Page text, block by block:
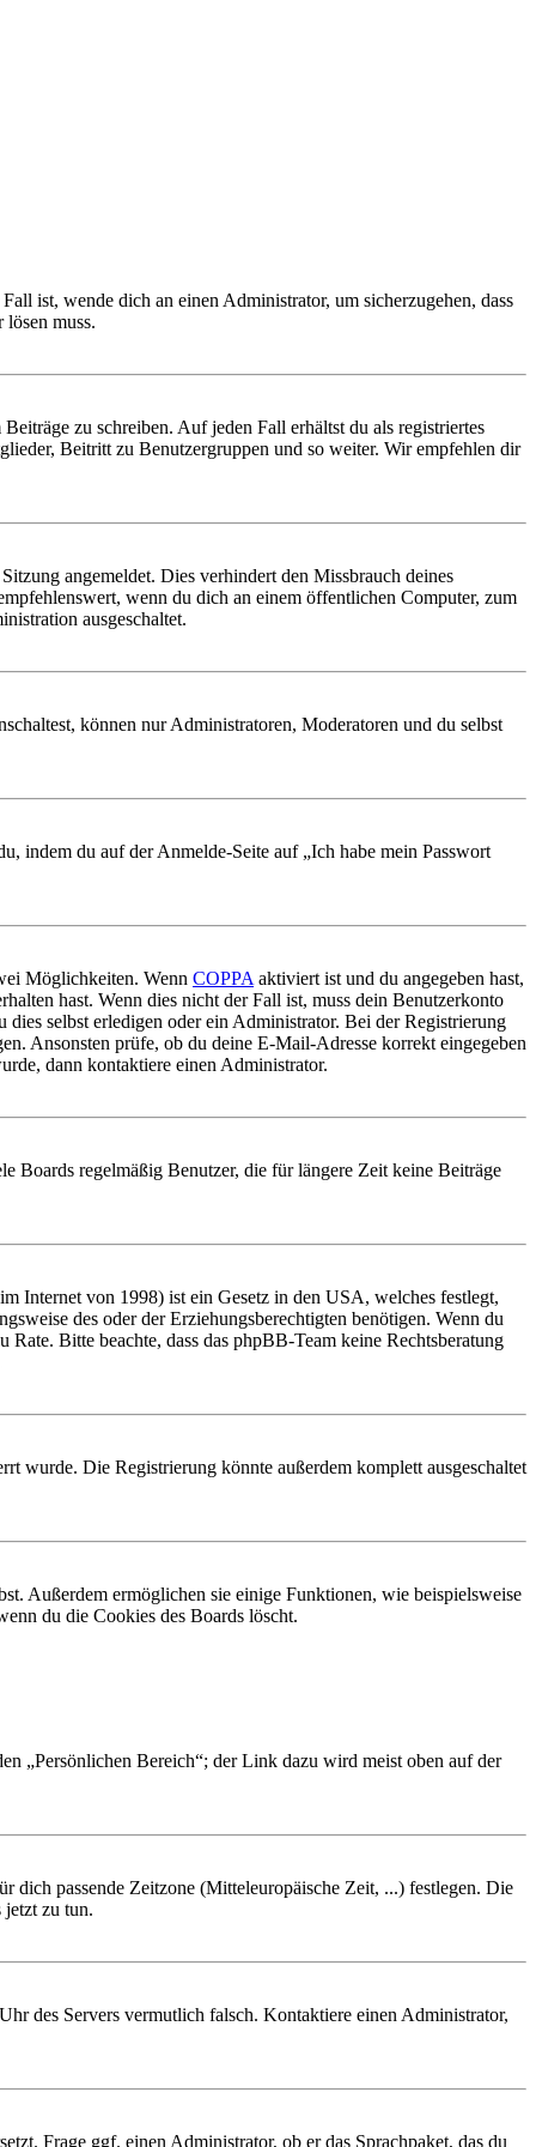
ist, wende dich an einen Administrator, um sicherzugehen, dass
muss.
zu schreiben. Auf jeden Fall erhältst du als registriertes
Beitritt zu Benutzergruppen und so weiter. Wir empfehlen dir
angemeldet. Dies verhindert den Missbrauch deines
wenn du dich an einem öffentlichen Computer, zum
ausgeschaltet.
können nur Administratoren, Moderatoren und du selbst
indem du auf der Anmelde-Seite auf „Ich habe mein Passwort
Möglichkeiten. Wenn COPPA aktiviert ist und du angegeben hast,
hast. Wenn dies nicht der Fall ist, muss dein Benutzerkonto
selbst erledigen oder ein Administrator. Bei der Registrierung
Ansonsten prüfe, ob du deine E-Mail-Adresse korrekt eingegeben
dann kontaktiere einen Administrator.
Boards regelmäßig Benutzer, die für längere Zeit keine Beiträge
Internet von 1998) ist ein Gesetz in den USA, welches festlegt,
des oder der Erziehungsberechtigten benötigen. Wenn du
Bitte beachte, dass das phpBB-Team keine Rechtsberatung
wurde. Die Registrierung könnte außerdem komplett ausgeschaltet
Außerdem ermöglichen sie einige Funktionen, wie beispielsweise
du die Cookies des Boards löscht.
„Persönlichen Bereich“; der Link dazu wird meist oben auf der
dich passende Zeitzone (Mitteleuropäische Zeit, ...) festlegen. Die
jetzt zu tun.
des Servers vermutlich falsch. Kontaktiere einen Administrator,
Frage ggf. einen Administrator, ob er das Sprachpaket, das du